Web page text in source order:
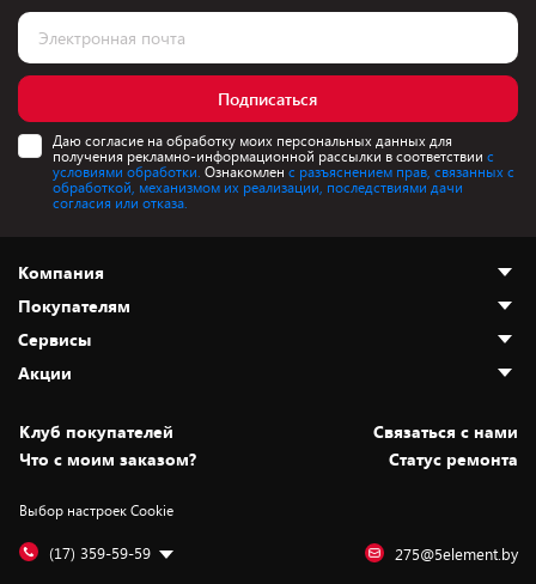
Подписаться
Даю согласие на обработку моих персональных данных для
получения рекламно-информационной рассылки в соответствии с
условиями обработки. Ознакомлен с разъяснением прав, связанных с
обработкой, механизмом их реализации, последствиями дачи
согласия или отказа.
Компания
О нас
Адреса магазинов
Новости
Статьи и обзоры
Вакансии
Дай пять добру!
Покупателям
Как сделать заказ
Оплата и доставка
Безналичный расчёт
Обмен и возврат товара
Обработка персональных данных
Подарочные карты
Сервисы
Установка техники
Для игровых консолей
Для мобильных устройств
Для компьютеров
Акции
Скидки и промокоды
Белорусские товары
Бонусы
Оплата частями
Клуб покупателей
Cвязаться с нами
Что с моим заказом?
Статус ремонта
Выбор настроек Cookie
(17) 359-59-59 275@5element.by